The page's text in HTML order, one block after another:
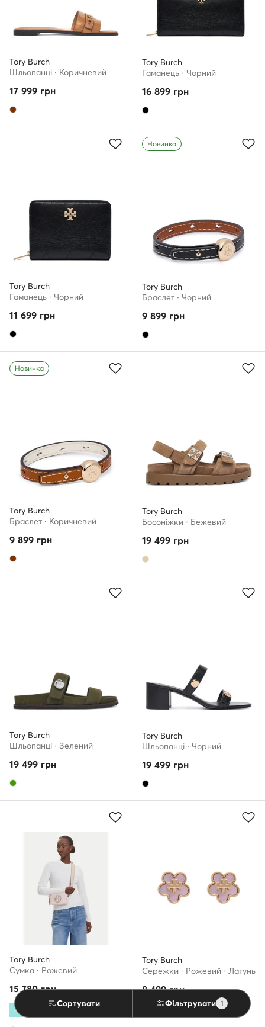
Сортувати Фільтрувати 1
Tory Burch
Шльопанці · Коричневий
17 999 грн
Tory Burch
Гаманець · Чорний
16 899 грн
Tory Burch
Гаманець · Чорний
11 699 грн
Новинка
Tory Burch
Браслет · Чорний
9 899 грн
Новинка
Tory Burch
Браслет · Коричневий
9 899 грн
Tory Burch
Босоніжки · Бежевий
19 499 грн
Tory Burch
Шльопанці · Зелений
19 499 грн
Tory Burch
Шльопанці · Чорний
19 499 грн
Tory Burch
Сумка · Рожевий
15 780грн
extra -25% Код: SUMMER
Tory Burch
Сережки · Рожевий · Латунь
8 499грн